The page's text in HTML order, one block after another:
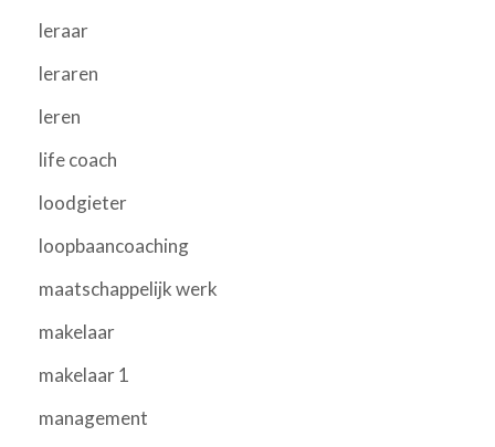
leraar
leraren
leren
life coach
loodgieter
loopbaancoaching
maatschappelijk werk
makelaar
makelaar 1
management